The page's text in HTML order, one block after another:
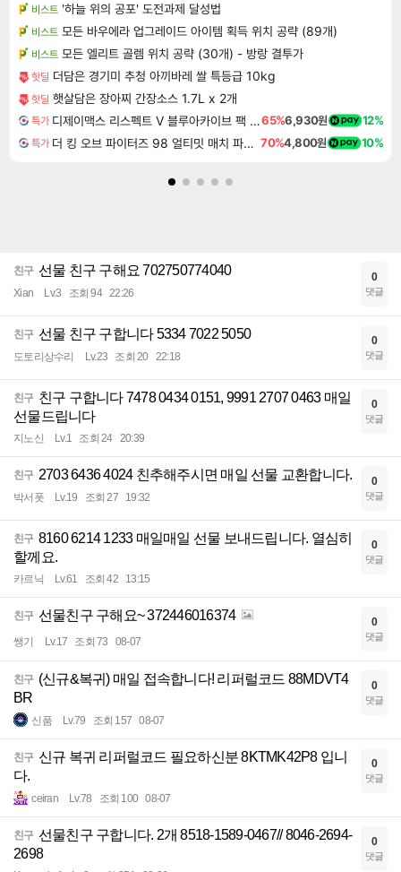
비스트 '하늘 위의 공포' 도전과제 달성법
비스트 모든 바우에라 업그레이드 아이템 획득 위치 공략 (89개)
비스트 모든 엘리트 골렘 위치 공략 (30개) - 방랑 결투가
핫딜 더담은 경기미 추청 아끼바레 쌀 특등급 10kg
핫딜 햇살담은 장아찌 간장소스 1.7L x 2개
특가 디제이맥스 리스펙트 V 블루아카이브 팩 DJMAX RESPECT V Blue Archive Pack DLC65%6,930원 12%
특가 더 킹 오브 파이터즈 98 얼티밋 매치 파이널 에디션 THE KING OF FIGHTERS 98 ULTIMATE MATCH FINAL EDITION 70%4,800원 10%
친구 선물 친구 구해요 702750774040
Xian Lv.3 조회 94 22:26
0
댓글
친구 선물 친구 구합니다 5334 7022 5050
도토리상수리 Lv.23 조회 20 22:18
0
댓글
친구 친구 구합니다 7478 0434 0151, 9991 2707 0463 매일
선물드립니다
지노신 Lv.1 조회 24 20:39
0
댓글
친구 2703 6436 4024 친추해주시면 매일 선물 교환합니다.
박서폿 Lv.19 조회 27 19:32
0
댓글
친구 8160 6214 1233 매일매일 선물 보내드립니다. 열심히
할께요.
카르닉 Lv.61 조회 42 13:15
0
댓글
친구 선물친구 구해요~ 372446016374
쌩기 Lv.17 조회 73 08-07
0
댓글
친구 (신규&복귀) 매일 접속합니다! 리퍼럴코드 88MDVT4
BR
신품 Lv.79 조회 157 08-07
0
댓글
친구 신규 복귀 리퍼럴코드 필요하신분 8KTMK42P8 입니
다.
ceiran Lv.78 조회 100 08-07
0
댓글
친구 선물친구 구합니다. 2개 8518-1589-0467// 8046-2694-
2698
0
댓글